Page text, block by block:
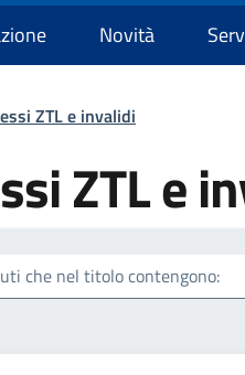
Novità
di pane
ZTL e invalidi
ZTL e
che nel titolo contengono: